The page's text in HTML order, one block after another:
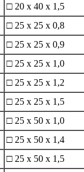
□ 20 x 40 x 1,5
□ 25 x 25 x 0,8
□ 25 x 25 x 0,9
□ 25 x 25 x 1,0
□ 25 x 25 x 1,2
□ 25 x 25 x 1,5
□ 25 x 50 x 1,0
□ 25 x 50 x 1,4
□ 25 x 50 x 1,5